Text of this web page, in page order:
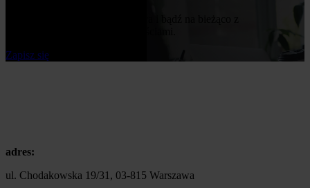
Zapisz się
adres:
ul. Chodakowska 19/31, 03-815 Warszawa